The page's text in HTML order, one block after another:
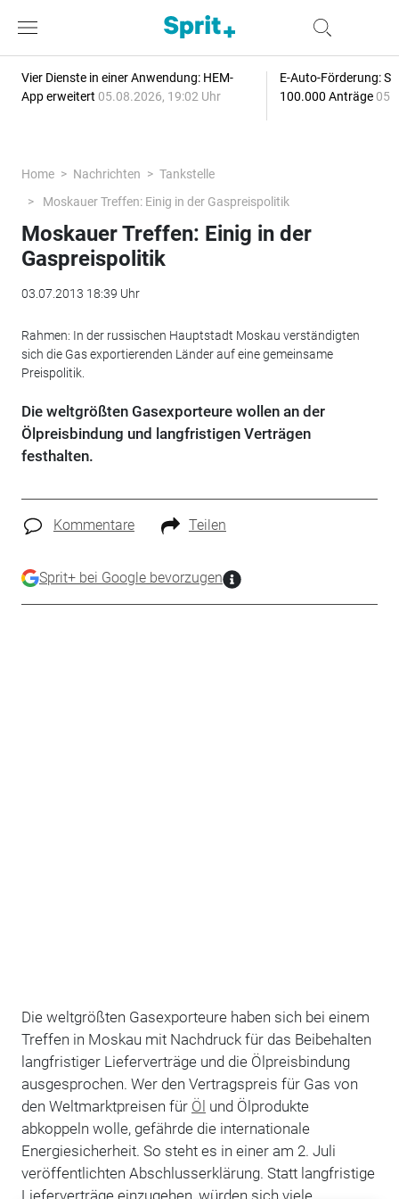
Vier Dienste in einer Anwendung: HEM-
App erweitert 05.08.2026, 19:02 Uhr
E-Auto-Förderung:
100.000 Anträge
Home Nachrichten
Tankstelle
Moskauer Treffen: Einig in der Gaspreispolitik
Moskauer Treffen: Einig in der
Gaspreispolitik
03.07.2013 18:39 Uhr
Rahmen: In der russischen Hauptstadt Moskau verständigten
sich die Gas exportierenden Länder auf eine gemeinsame
Preispolitik.
Die weltgrößten Gasexporteure wollen an der
Ölpreisbindung und langfristigen Verträgen
festhalten.
Kommentare Teilen
Sprit+ bei Google bevorzugen
Die weltgrößten Gasexporteure haben sich bei einem
Treffen in Moskau mit Nachdruck für das Beibehalten
langfristiger Lieferverträge und die Ölpreisbindung
ausgesprochen. Wer den Vertragspreis für Gas von
den Weltmarktpreisen für Öl und Ölprodukte
abkoppeln wolle, gefährde die internationale
Energiesicherheit. So steht es in einer am 2. Juli
veröffentlichten Abschlusserklärung. Statt langfristige
Lieferverträge einzugehen, würden sich viele